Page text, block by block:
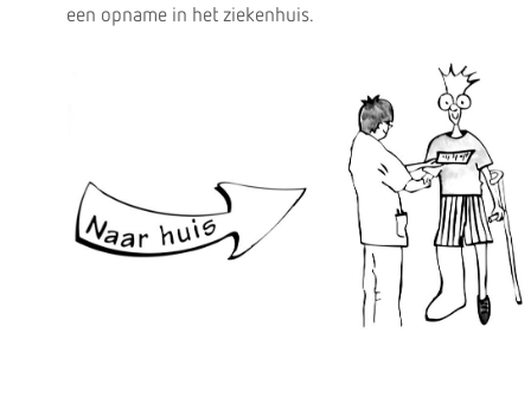
een opname in het ziekenhuis.